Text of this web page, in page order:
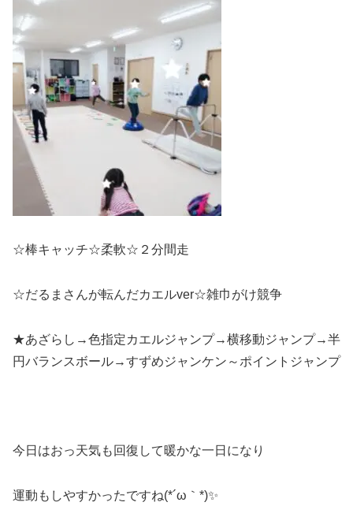
☆棒キャッチ☆柔軟☆２分間走
☆だるまさんが転んだカエルver☆雑巾がけ競争
★あざらし→色指定カエルジャンプ→横移動ジャンプ→半
円バランスボール→すずめジャンケン～ポイントジャンプ
今日はおっ天気も回復して暖かな一日になり
運動もしやすかったですね(*´ω｀*)✨